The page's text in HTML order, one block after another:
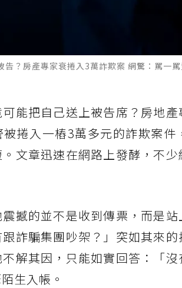
？房產專家衰捲入3萬詐欺案 網驚：罵一罵
能把自己送上被告席？房地
捲入一樁3萬多元的詐欺案
文章迅速在網路上發酵，不
撼的並不是收到傳票，而是
詐騙集團吵架？」突如其來
解其因，只能如實回答：「
生入帳。